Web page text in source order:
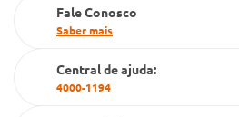
Cartão Grupo Conde
Televendas
Fale Conosco
Saber mais
Central de ajuda:
4000-1194